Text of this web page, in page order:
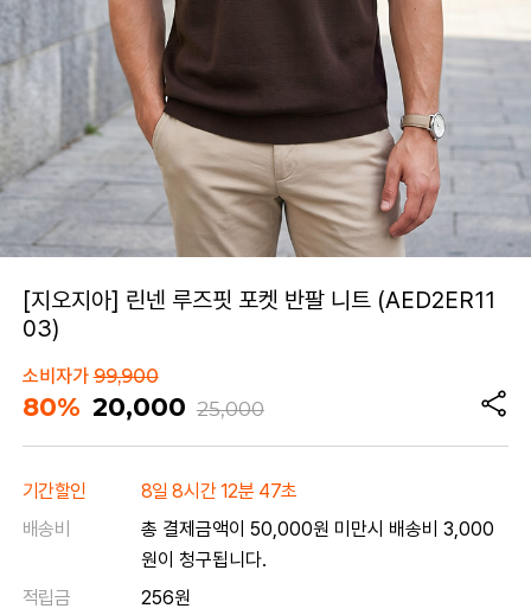
[지오지아] 린넨 루즈핏 포켓 반팔 니트 (AED2ER11
03)
소비자가99,900
80% 20,000 25,000
기간할인
8일 8시간 12분 47초
배송비
총 결제금액이 50,000원 미만시 배송비 3,000
원이 청구됩니다.
적립금
256원